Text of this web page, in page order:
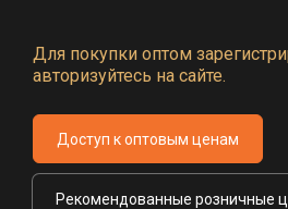
Для покупки оптом
авторизуйтесь на сайте.
Доступ к оптовым ценам
Рекомендованные розничные